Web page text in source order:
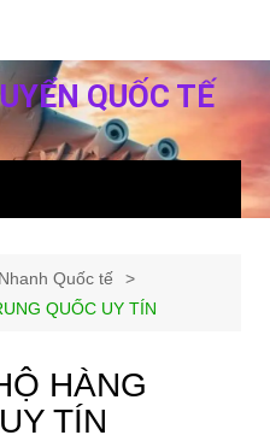
QUỐC TẾ
Quốc tế
QUỐC UY TÍN
HÀNG
TÍN